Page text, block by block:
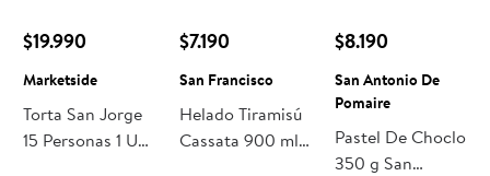
$19.990
Marketside
Torta San Jorge
15 Personas 1 Un
$7.190
San Francisco
Helado Tiramisú
Cassata 900 ml
$8.190
San Antonio De
Pomaire
Pastel De Choclo
350 g San